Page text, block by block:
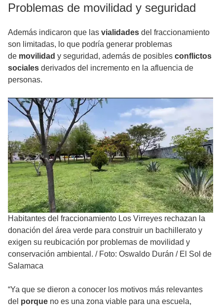
Problemas de movilidad y seguridad
Además indicaron que las vialidades del fraccionamiento
son limitadas, lo que podría generar problemas
de movilidad y seguridad, además de posibles conflictos
sociales derivados del incremento en la afluencia de
personas.
Habitantes del fraccionamiento Los Virreyes rechazan la
donación del área verde para construir un bachillerato y
exigen su reubicación por problemas de movilidad y
conservación ambiental. / Foto: Oswaldo Durán / El Sol de
Salamaca
“Ya que se dieron a conocer los motivos más relevantes
del porque no es una zona viable para una escuela,